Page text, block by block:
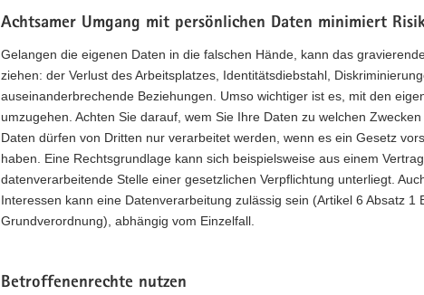
Achtsamer Umgang mit persönlichen Daten minimiert
Gelangen die eigenen Daten in die falschen Hände, kann das
ziehen: der Verlust des Arbeitsplatzes, Identitätsdiebstahl,
auseinanderbrechende Beziehungen. Umso wichtiger ist es, mit den
umzugehen. Achten Sie darauf, wem Sie Ihre Daten zu welchen
Daten dürfen von Dritten nur verarbeitet werden, wenn es ein Gesetz
haben. Eine Rechtsgrundlage kann sich beispielsweise aus einem
datenverarbeitende Stelle einer gesetzlichen Verpflichtung unterliegt.
Interessen kann eine Datenverarbeitung zulässig sein (Artikel 6 Absatz 1
Grundverordnung), abhängig vom Einzelfall.
Betroffenenrechte nutzen